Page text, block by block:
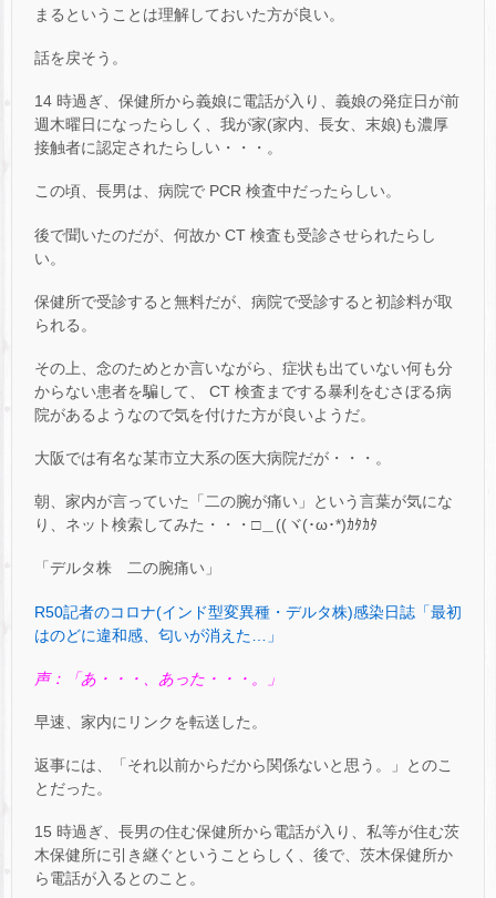
まるということは理解しておいた方が良い。
話を戻そう。
14 時過ぎ、保健所から義娘に電話が入り、義娘の発症日が前
週木曜日になったらしく、我が家(家内、長女、末娘)も濃厚
接触者に認定されたらしい・・・。
この頃、長男は、病院で PCR 検査中だったらしい。
後で聞いたのだが、何故か CT 検査も受診させられたらし
い。
保健所で受診すると無料だが、病院で受診すると初診料が取
られる。
その上、念のためとか言いながら、症状も出ていない何も分
からない患者を騙して、 CT 検査までする暴利をむさぼる病
院があるようなので気を付けた方が良いようだ。
大阪では有名な某市立大系の医大病院だが・・・。
朝、家内が言っていた「二の腕が痛い」という言葉が気にな
り、ネット検索してみた・・・□＿((ヾ(･ω･*)ｶﾀｶﾀ
「デルタ株 二の腕痛い」
R50記者のコロナ(インド型変異種・デルタ株)感染日誌「最初
はのどに違和感、匂いが消えた…」
声：「あ・・・、あった・・・。」
早速、家内にリンクを転送した。
返事には、「それ以前からだから関係ないと思う。」とのこ
とだった。
15 時過ぎ、長男の住む保健所から電話が入り、私等が住む茨
木保健所に引き継ぐということらしく、後で、茨木保健所か
ら電話が入るとのこと。